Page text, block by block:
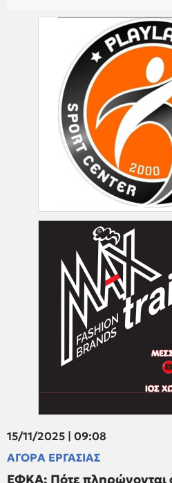
15/11/2025 | 09:08
ΑΓΟΡΑ ΕΡΓΑΣΙΑΣ
ΕΦΚΑ: Πότε πληρώνονται